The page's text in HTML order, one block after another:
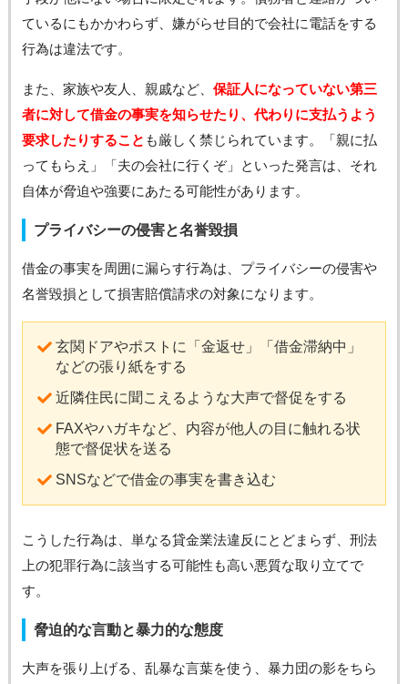
ているにもかかわらず、嫌がらせ目的で会社に電話をする
行為は違法です。
また、家族や友人、親戚など、 保証人になっていない第三
者に対して借金の事実を知らせたり、代わりに支払うよう
要求したりすること も厳しく禁じられています。「親に払
ってもらえ」「夫の会社に行くぞ」といった発言は、それ
自体が脅迫や強要にあたる可能性があります。
プライバシーの侵害と名誉毀損
借金の事実を周囲に漏らす行為は、プライバシーの侵害や
名誉毀損として損害賠償請求の対象になります。
玄関ドアやポストに「金返せ」「借金滞納中」
などの張り紙をする
近隣住民に聞こえるような大声で督促をする
FAXやハガキなど、内容が他人の目に触れる状
態で督促状を送る
SNSなどで借金の事実を書き込む
こうした行為は、単なる貸金業法違反にとどまらず、刑法
上の犯罪行為に該当する可能性も高い悪質な取り立てで
す。
脅迫的な言動と暴力的な態度
大声を張り上げる、乱暴な言葉を使う、暴力団の影をちら